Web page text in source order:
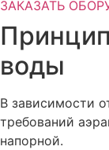
ЗАКАЗАТЬ
воды
В зависимости
требований
напорной.